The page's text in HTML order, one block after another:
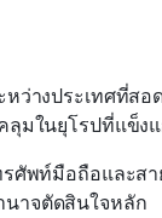
ว่างประเทศที่สอ
มในยุโรปที่แข็ง
ศัพท์มือถือและส
นาจตัดสินใจหลัก